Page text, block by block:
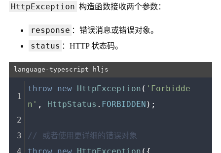
HttpException 构造函数接收两个参数：
response ：错误消息或错误对象。
status ：HTTP 状态码。
throw new HttpException ( 'Forbidde
n' , HttpStatus . FORBIDDEN );
// 或者使用更详细的错误对象